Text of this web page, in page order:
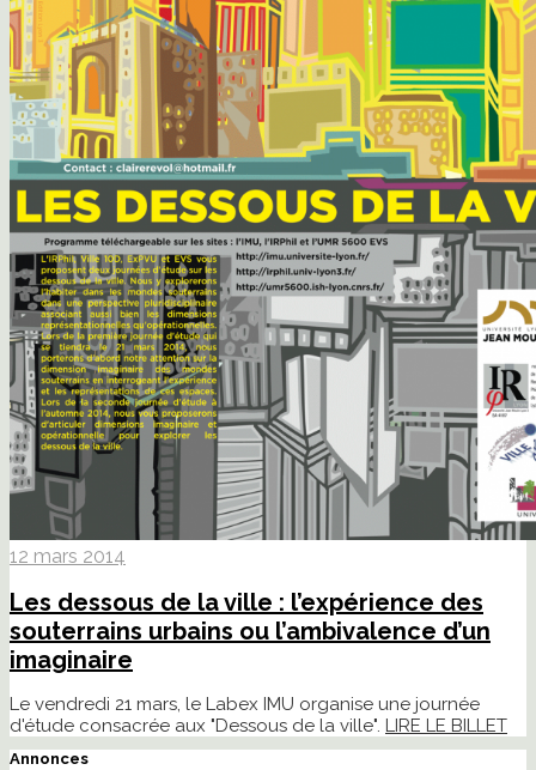
12 mars 2014
Les dessous de la ville : l’expérience des
souterrains urbains ou l’ambivalence d’un
imaginaire
Le vendredi 21 mars, le Labex IMU organise une journée
d'étude consacrée aux "Dessous de la ville". LIRE LE BILLET
Annonces